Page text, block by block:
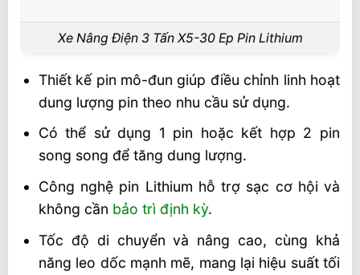
X5-30 EP
Xe Nâng Điện 3 Tấn X5-30 Ep Pin Lithium
Thiết kế pin mô-đun giúp điều chỉnh linh hoạt
dung lượng pin theo nhu cầu sử dụng.
Có thể sử dụng 1 pin hoặc kết hợp 2 pin
song song để tăng dung lượng.
Công nghệ pin Lithium hỗ trợ sạc cơ hội và
không cần bảo trì định kỳ.
Tốc độ di chuyển và nâng cao, cùng khả
năng leo dốc mạnh mẽ, mang lại hiệu suất tối